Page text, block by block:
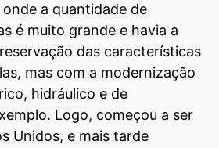
a quantidade de
é muito grande e havia a
das características
mas com a modernização
hidráulico e de
Logo, começou a ser
Unidos, e mais tarde